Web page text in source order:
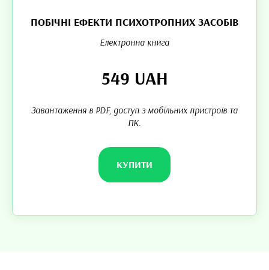
ПОБІЧНІ ЕФЕКТИ ПСИХОТРОПНИХ ЗАСОБІВ
Електронна книга
549 UAH
Завантаження в PDF, доступ з мобільних пристроїв та
ПК.
КУПИТИ